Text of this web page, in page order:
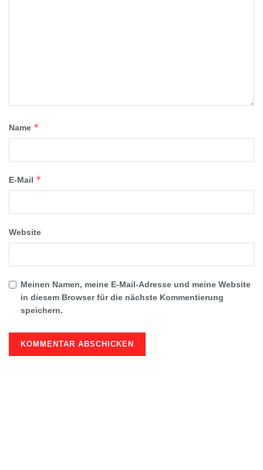
Name *
E-Mail *
Website
Meinen Namen, meine E-Mail-Adresse und meine Website
in diesem Browser für die nächste Kommentierung
speichern.